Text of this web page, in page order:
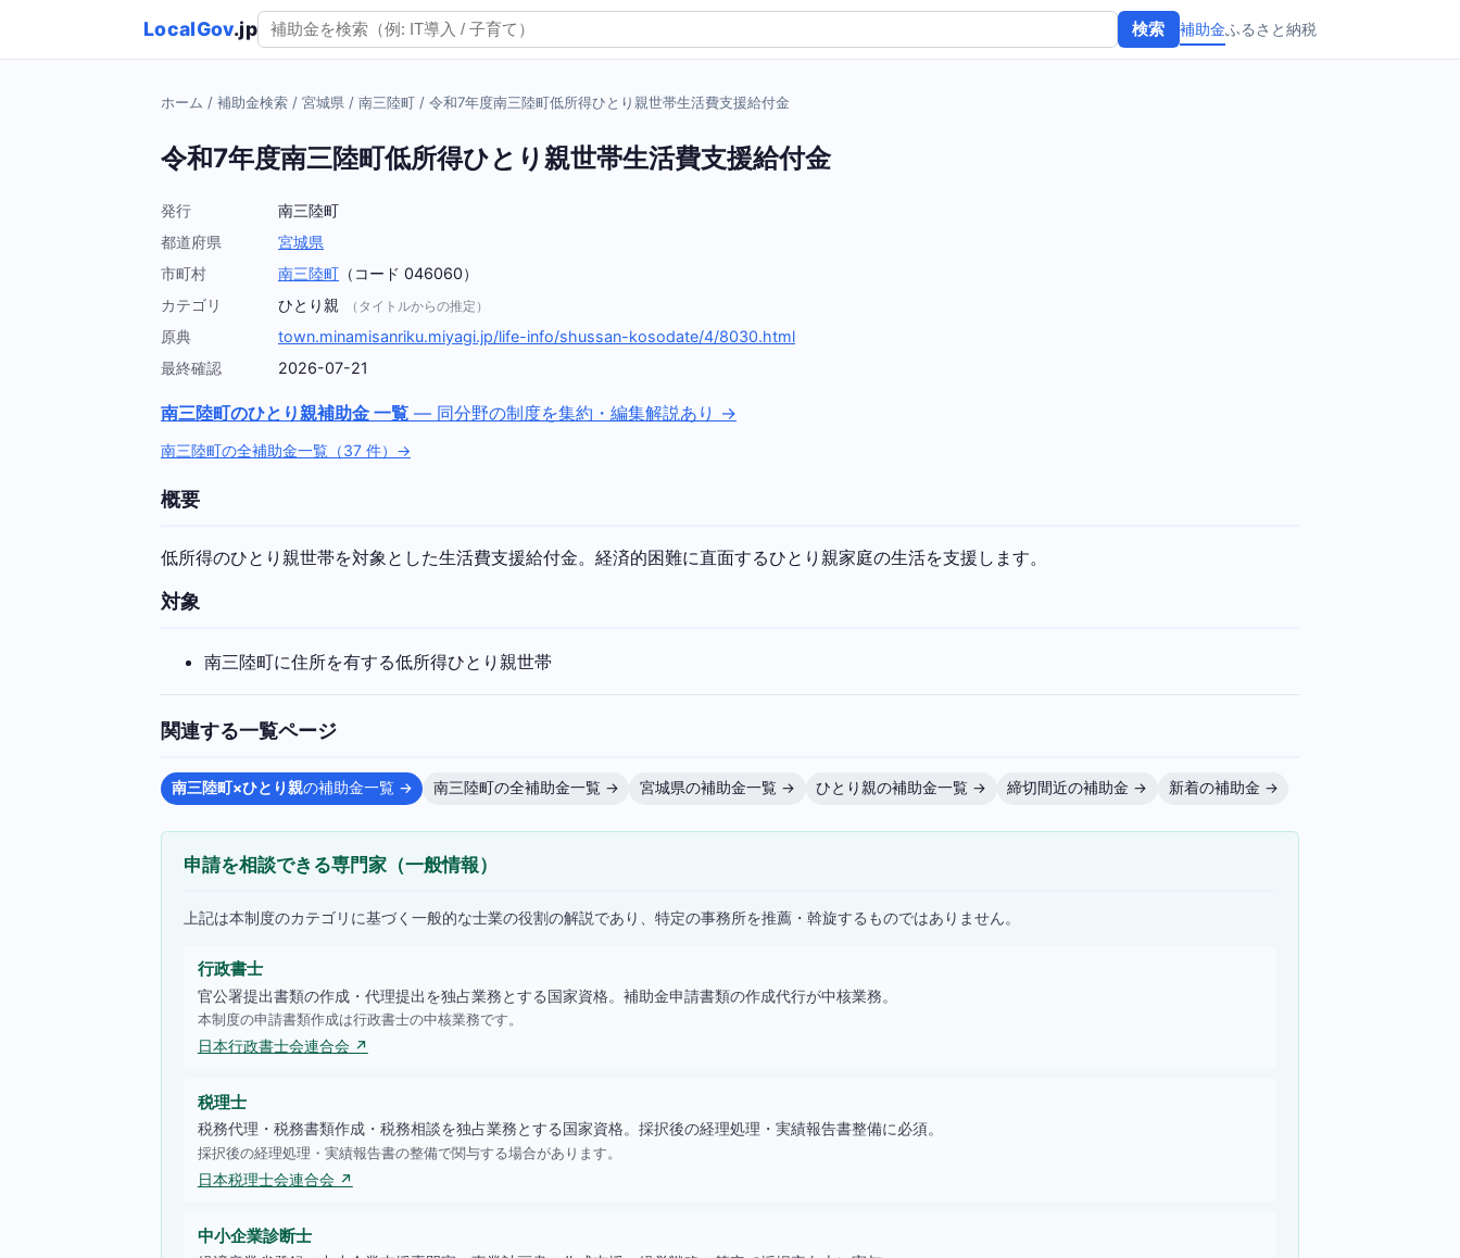
LocalGov.jp 検索 補助金ふるさと納税
ホーム / 補助金検索 / 宮城県 / 南三陸町 / 令和7年度南三陸町低所得ひとり親世帯生活費支援給付金
令和7年度南三陸町低所得ひとり親世帯生活費支援給付金
発行
南三陸町
都道府県
宮城県
市町村
南三陸町 （コード 046060）
カテゴリ
ひとり親 （タイトルからの推定）
原典
town.minamisanriku.miyagi.jp/life-info/shussan-kosodate/4/8030.html
最終確認
2026-07-21
南三陸町のひとり親補助金 一覧 — 同分野の制度を集約・編集解説あり →
南三陸町の全補助金一覧（37 件）→
概要
低所得のひとり親世帯を対象とした生活費支援給付金。経済的困難に直面するひとり親家庭の生活を支援します。
対象
南三陸町に住所を有する低所得ひとり親世帯
関連する一覧ページ
南三陸町×ひとり親の補助金一覧 → 南三陸町の全補助金一覧 → 宮城県の補助金一覧 → ひとり親の補助金一覧 → 締切間近の補助金 → 新着の補助金 →
申請を相談できる専門家（一般情報）
上記は本制度のカテゴリに基づく一般的な士業の役割の解説であり、特定の事務所を推薦・斡旋するものではありません。
行政書士
官公署提出書類の作成・代理提出を独占業務とする国家資格。補助金申請書類の作成代行が中核業務。
本制度の申請書類作成は行政書士の中核業務です。
日本行政書士会連合会 ↗
税理士
税務代理・税務書類作成・税務相談を独占業務とする国家資格。採択後の経理処理・実績報告書整備に必須。
採択後の経理処理・実績報告書の整備で関与する場合があります。
日本税理士会連合会 ↗
中小企業診断士